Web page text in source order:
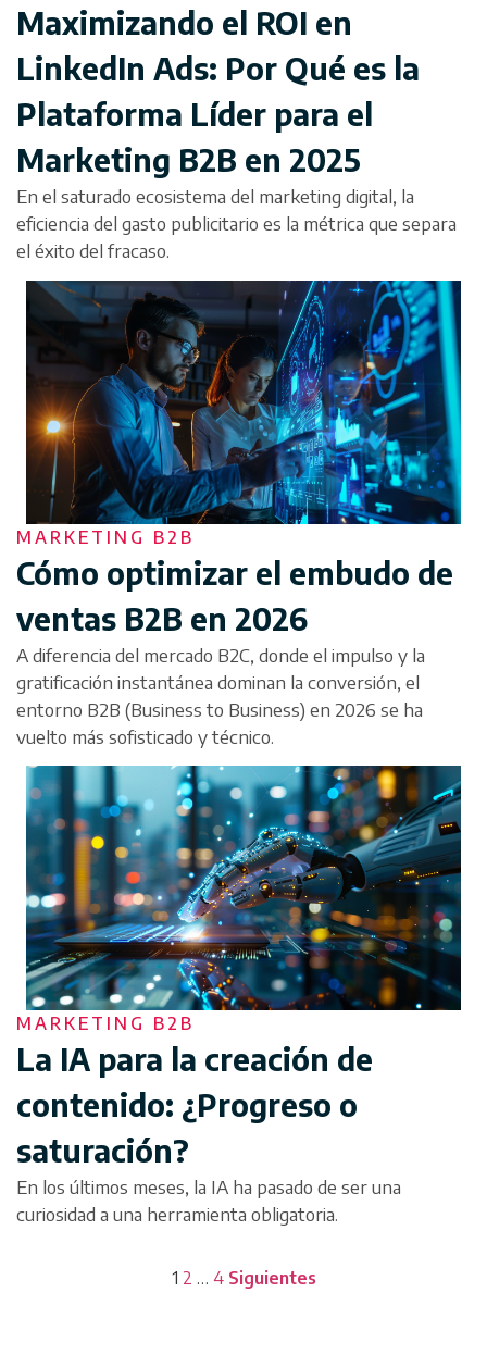
Maximizando el ROI en
LinkedIn Ads: Por Qué es la
Plataforma Líder para el
Marketing B2B en 2025
En el saturado ecosistema del marketing digital, la
eficiencia del gasto publicitario es la métrica que separa
el éxito del fracaso.
MARKETING B2B
Cómo optimizar el embudo de
ventas B2B en 2026
A diferencia del mercado B2C, donde el impulso y la
gratificación instantánea dominan la conversión, el
entorno B2B (Business to Business) en 2026 se ha
vuelto más sofisticado y técnico.
MARKETING B2B
La IA para la creación de
contenido: ¿Progreso o
saturación?
En los últimos meses, la IA ha pasado de ser una
curiosidad a una herramienta obligatoria.
1 2 … 4 Siguientes